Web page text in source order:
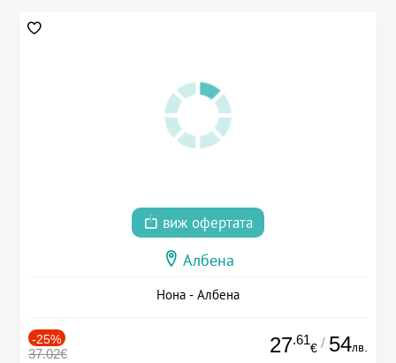
виж офертата
Албена
Нона - Албена
-25%
37.02€ 27.61
€ / 54лв.